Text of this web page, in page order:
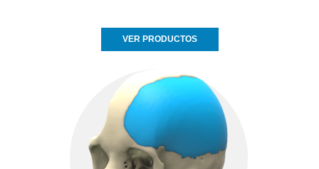
VER PRODUCTOS